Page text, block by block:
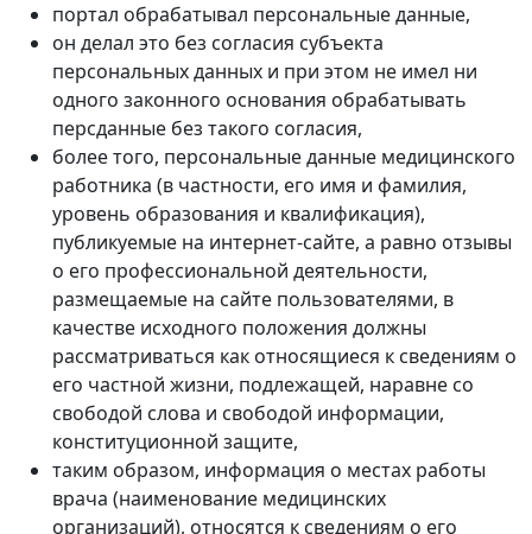
портал обрабатывал персональные данные,
он делал это без согласия субъекта
персональных данных и при этом не имел ни
одного законного основания обрабатывать
персданные без такого согласия,
более того, персональные данные медицинского
работника (в частности, его имя и фамилия,
уровень образования и квалификация),
публикуемые на интернет-сайте, а равно отзывы
о его профессиональной деятельности,
размещаемые на сайте пользователями, в
качестве исходного положения должны
рассматриваться как относящиеся к сведениям о
его частной жизни, подлежащей, наравне со
свободой слова и свободой информации,
конституционной защите,
таким образом, информация о местах работы
врача (наименование медицинских
организаций), относятся к сведениям о его